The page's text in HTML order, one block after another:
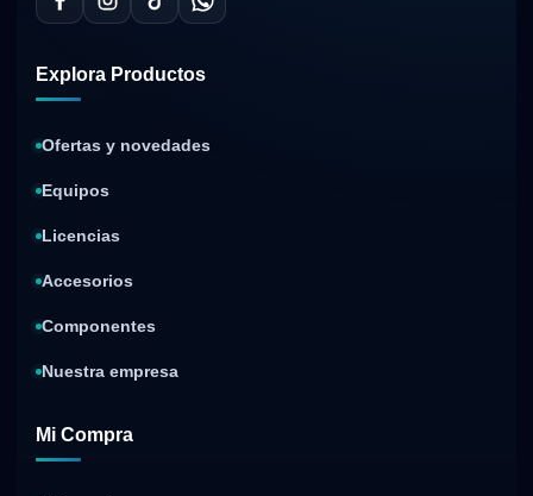
Explora Productos
Ofertas y novedades
Equipos
Licencias
Accesorios
Componentes
Nuestra empresa
Mi Compra